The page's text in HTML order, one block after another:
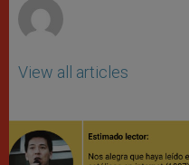
View all articles